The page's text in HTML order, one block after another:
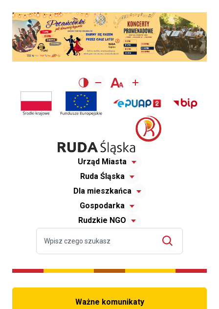
Urząd Miasta
Ruda Śląska
Dla mieszkańca
Gospodarka
Rudzkie NGO
Ważne komunikaty